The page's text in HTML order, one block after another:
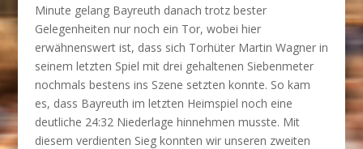
Minute gelang Bayreuth danach trotz bester
Gelegenheiten nur noch ein Tor, wobei hier
erwähnenswert ist, dass sich Torhüter Martin Wagner in
seinem letzten Spiel mit drei gehaltenen Siebenmeter
nochmals bestens ins Szene setzten konnte. So kam
es, dass Bayreuth im letzten Heimspiel noch eine
deutliche 24:32 Niederlage hinnehmen musste. Mit
diesem verdienten Sieg konnten wir unseren zweiten